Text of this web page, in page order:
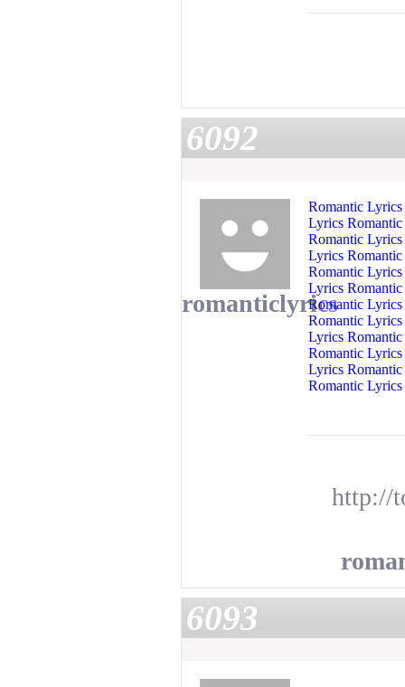
6092
romanticlyrics
Romantic Lyrics
Lyrics Romantic
Romantic
Lyrics Romantic
Romantic
Lyrics
Romantic Lyrics
Romantic Lyrics
Lyrics
Romantic Lyrics
Lyrics Romantic
Romantic Lyrics
http://
6093